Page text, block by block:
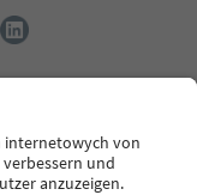
Polityka prywatności